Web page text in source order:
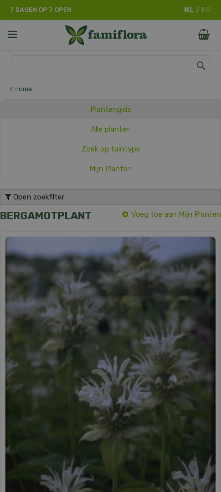
Home
7 DAGEN OP 7 OPEN
Plantengids
Alle planten
Zoek op tuintype
Mijn Planten
Open zoekfilter
BERGAMOTPLANT Voeg toe aan Mijn Planten